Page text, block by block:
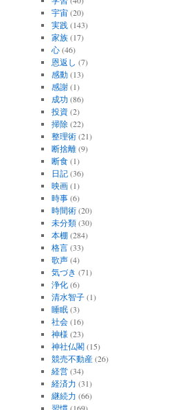
宇宙(20)
実践 (143)
家族(17)
心(46)
恩返し (7)
感動(13)
感謝(1)
成功 (86)
投資(2)
掃除(22)
整理術(21)
断捨離(9)
断食(1)
日記(36)
映画(1)
時事(6)
時間術(20)
未分類(30)
本棚(284)
格言(33)
歌声(4)
気づき (71)
浄化(6)
清水智子(1)
睡眠(3)
社会(16)
神様(23)
神社仏閣(15)
競売不動産(26)
経営(34)
経済力 (31)
継続力 (66)